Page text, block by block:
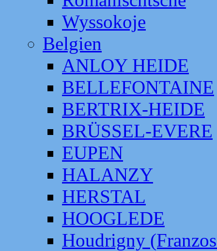
Wyssokoje
Belgien
ANLOY HEIDE
BELLEFONTAINE
BERTRIX-HEIDE
BRÜSSEL-EVERE
EUPEN
HALANZY
HERSTAL
HOOGLEDE
Houdrigny